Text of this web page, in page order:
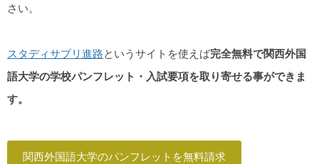
さい。
スタディサプリ進路というサイトを使えば完全無料で関西外国
語大学の学校パンフレット・入試要項を取り寄せる事ができま
す。
関西外国語大学のパンフレットを無料請求